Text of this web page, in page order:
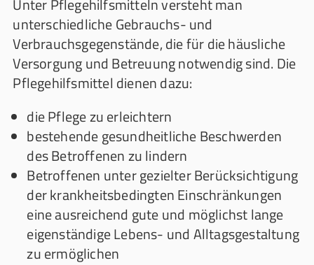
Unter Pflegehilfsmitteln versteht man
unterschiedliche Gebrauchs- und
Verbrauchsgegenstände, die für die häusliche
Versorgung und Betreuung notwendig sind. Die
Pflegehilfsmittel dienen dazu:
die Pflege zu erleichtern
bestehende gesundheitliche Beschwerden
des Betroffenen zu lindern
Betroffenen unter gezielter Berücksichtigung
der krankheitsbedingten Einschränkungen
eine ausreichend gute und möglichst lange
eigenständige Lebens- und Alltagsgestaltung
zu ermöglichen